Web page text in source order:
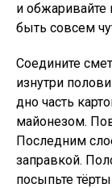
и обжаривайте
быть совсем
Соедините
изнутри
дно часть
майонезом.
Последним
заправкой.
посыпьте